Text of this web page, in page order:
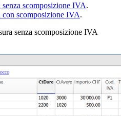
scomposizione IVA.
scomposizione IVA.
senza scomposizione IVA